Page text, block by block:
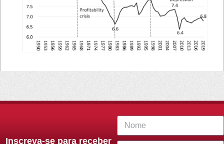
Inscreva-se para receber